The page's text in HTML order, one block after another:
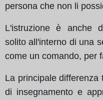
persona che non li
L'istruzione è anche
solito all'interno di una
come un comando, per
La principale
di insegnamento e